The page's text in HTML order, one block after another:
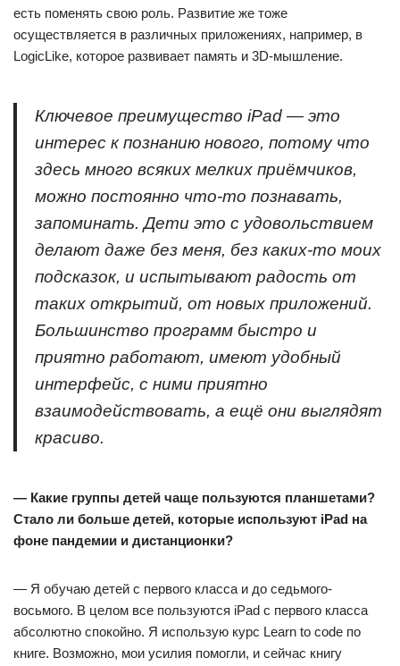
есть поменять свою роль. Развитие же тоже
осуществляется в различных приложениях, например, в
LogicLike, которое развивает память и 3D-мышление.
Ключевое преимущество iPad — это
интерес к познанию нового, потому что
здесь много всяких мелких приёмчиков,
можно постоянно что-то познавать,
запоминать. Дети это с удовольствием
делают даже без меня, без каких-то моих
подсказок, и испытывают радость от
таких открытий, от новых приложений.
Большинство программ быстро и
приятно работают, имеют удобный
интерфейс, с ними приятно
взаимодействовать, а ещё они выглядят
красиво.
— Какие группы детей чаще пользуются планшетами?
Стало ли больше детей, которые используют iPad на
фоне пандемии и дистанционки?
— Я обучаю детей с первого класса и до седьмого-
восьмого. В целом все пользуются iPad с первого класса
абсолютно спокойно. Я использую курс Learn to code по
книге. Возможно, мои усилия помогли, и сейчас книгу